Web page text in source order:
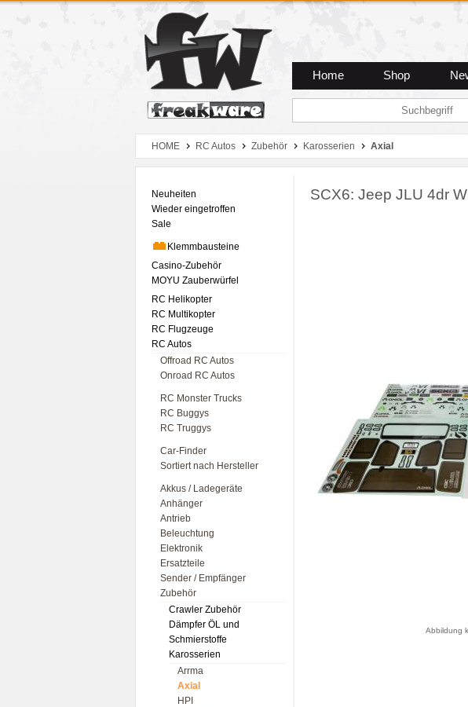
Zum Hauptmenue
Zum Seiteninhalt
Zum Warenkob
Home Shop
HOME RC Autos Zubehör Karosserien Axial
Neuheiten
Wieder eingetroffen
Sale
Klemmbausteine
Casino-Zubehör
MOYU Zauberwürfel
RC Helikopter
RC Multikopter
RC Flugzeuge
RC Autos
Offroad RC Autos
Onroad RC Autos
RC Monster Trucks
RC Buggys
RC Truggys
Car-Finder
Sortiert nach Hersteller
Akkus / Ladegeräte
Anhänger
Antrieb
Beleuchtung
Elektronik
Ersatzteile
Sender / Empfänger
Zubehör
Crawler Zubehör
Dämpfer ÖL und
Schmierstoffe
Karosserien
Arrma
Axial
HPI
SCX6: Jeep JLU 4dr
Abbildung